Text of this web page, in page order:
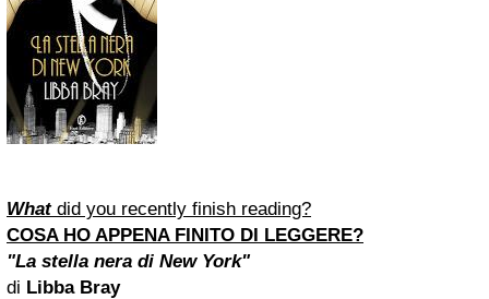
What did you recently finish reading?
COSA HO APPENA FINITO DI LEGGERE?
"La stella nera di New York"
di Libba Bray